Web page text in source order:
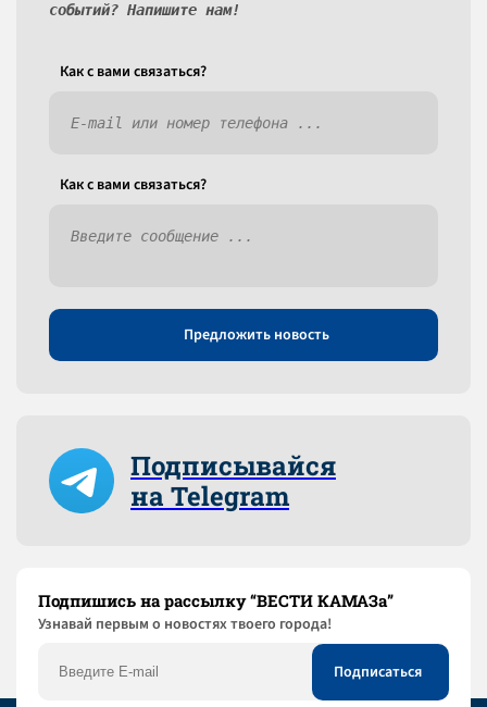
событий? Напишите нам!
Как c вами связаться?
Как c вами связаться?
Предложить новость
Подписывайся
на Telegram
Подпишись на рассылку “ВЕСТИ КАМАЗа”
Узнaвай первым о новостях твоего города!